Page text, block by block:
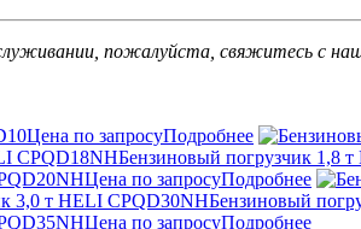
пожалуйста, свяжитесь с
Цена по запросуПодробнее
Бензиновый погрузчик 1,8
Цена по запросуПодробнее
Бензиновый
Цена по запросуПодробнее